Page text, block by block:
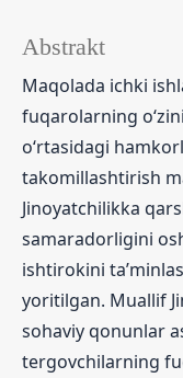
Abstrakt
Maqolada ichki
fuqarolarning
o‘rtasidagi
takomillashtirish
Jinoyatchilikka
samaradorligini
ishtirokini
yoritilgan. Muallif
sohaviy qonunlar
tergovchilarning